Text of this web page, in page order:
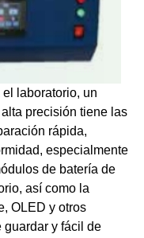
laboratorio, un
precisión tiene las
rápida,
especialmente
de batería de
así como la
OLED y otros
guardar y fácil de